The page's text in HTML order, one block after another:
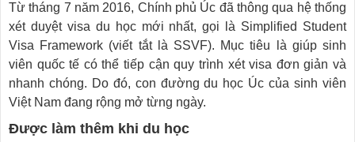
Từ tháng 7 năm 2016, Chính phủ Úc đã thông qua hệ thống
xét duyệt visa du học mới nhất, gọi là Simplified Student
Visa Framework (viết tắt là SSVF). Mục tiêu là giúp sinh
viên quốc tế có thể tiếp cận quy trình xét visa đơn giản và
nhanh chóng. Do đó, con đường du học Úc của sinh viên
Việt Nam đang rộng mở từng ngày.
Được làm thêm khi du học